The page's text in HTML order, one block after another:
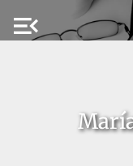
menu_open